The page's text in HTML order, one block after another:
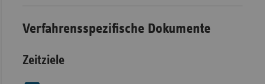
Verfahrensspezifische Dokumente
Zeitziele